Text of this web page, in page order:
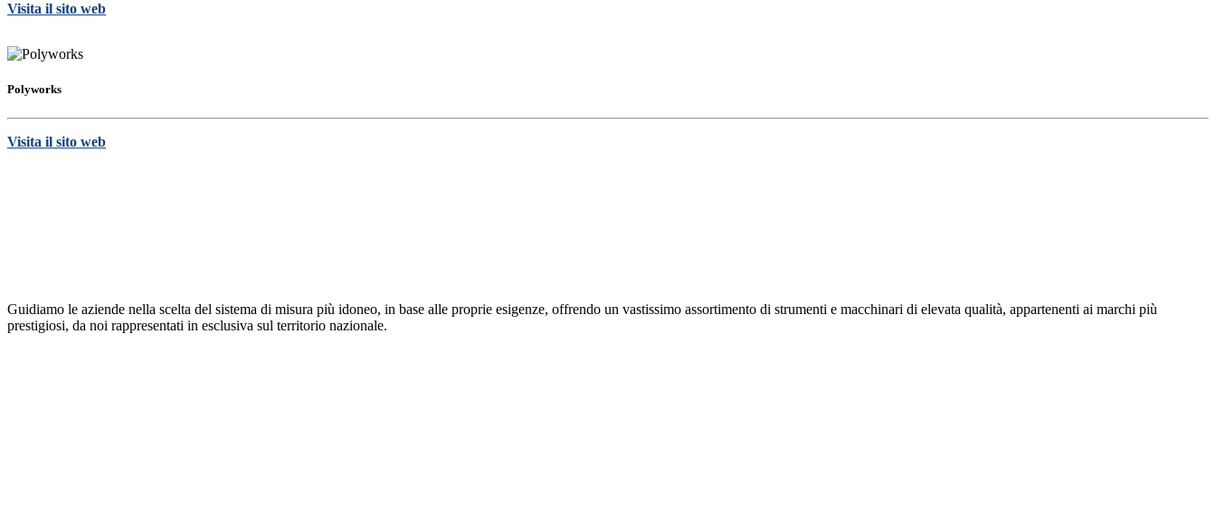
Visita il sito web
Polyworks
Visita il sito web
Guidiamo le aziende nella scelta del sistema di misura più idoneo, in base alle proprie esigenze, offrendo un vastissimo assortimento di strumenti e macchinari di elevata qualità, appartenenti ai marchi più
prestigiosi, da noi rappresentati in esclusiva sul territorio nazionale.